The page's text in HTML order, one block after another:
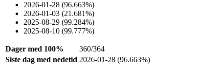
2026-01-28 (96.663%)
2026-01-03 (21.681%)
2025-08-29 (99.284%)
2025-08-10 (99.777%)
Dager med 100%
360/364
Siste dag med nedetid 2026-01-28 (96.663%)